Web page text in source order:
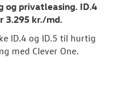
og privatleasing. ID.4
3.295 kr./md.
ID.4 og ID.5 til hurtig
med Clever One.